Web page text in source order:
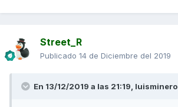
Street_R
Publicado 14 de Diciembre del 2019
En 13/12/2019 a las 21:19, luisminero